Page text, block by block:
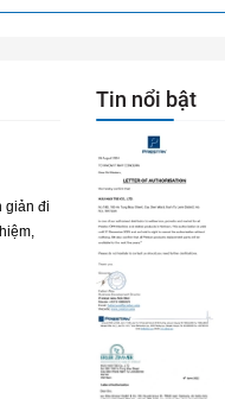
giản đi
Tin nổi bật